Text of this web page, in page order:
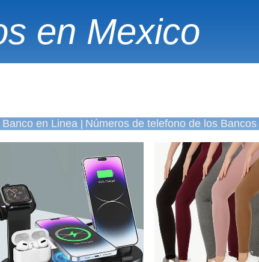
en Mexico
Banco en Linea Números de telefono de los Bancos|